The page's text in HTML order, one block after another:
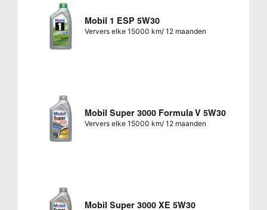
Mobil 1 ESP 5W30
Ververs elke 15000 km/ 12 maanden
Mobil Super 3000 Formula V 5W30
Ververs elke 15000 km/ 12 maanden
Mobil Super 3000 XE 5W30